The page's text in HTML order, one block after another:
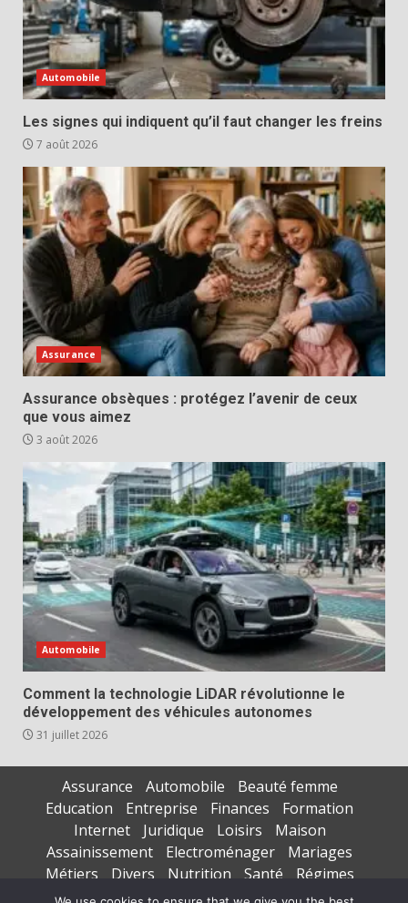
Automobile
Les signes qui indiquent qu’il faut changer les freins
7 août 2026
Assurance
Assurance obsèques : protégez l’avenir de ceux
que vous aimez
3 août 2026
Automobile
Comment la technologie LiDAR révolutionne le
développement des véhicules autonomes
31 juillet 2026
Assurance Automobile
Beauté femme
Education
Entreprise Finances
Formation
Internet
Juridique Loisirs
Maison
Assainissement
Electroménager
Mariages
Métiers
Divers Nutrition Santé
Régimes
Seniors
Sports Vacances